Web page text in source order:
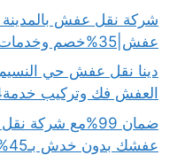
عفش|35%خصم وخدمات احترافية اتصل الان
العفش فك وتركيب خدمة24ساعة
ضمان 99%مع
عفشك بدون خدش بـ45%خصم فوري